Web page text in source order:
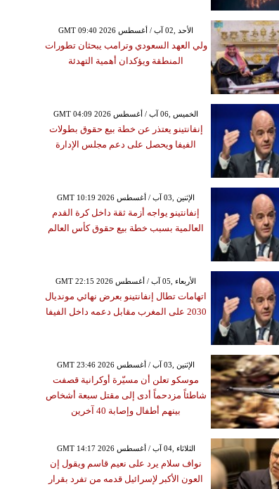
GMT 09:40 2026 الأحد ,02 آب / أغسطس
ولي العهد السعودي وترامب يبحثان تطورات
المنطقة ويؤكدان أهمية التهدئة
GMT 04:09 2026 الخميس ,06 آب / أغسطس
إنفانتينو يعتذر عن خطة بيع حقوق بطولات
الفيفا ويحصل على دعم مجلس الإدارة
GMT 10:19 2026 الإثنين ,03 آب / أغسطس
إنفانتينو يواجه أزمة ثقة داخل كرة القدم
العالمية بسبب خطة بيع حقوق كأس العالم
GMT 22:15 2026 الأربعاء ,05 آب / أغسطس
اتهامات تطال إنفانتينو بعرض نهائي مونديال
2030 على المغرب مقابل دعمه داخل الفيفا
GMT 23:46 2026 الإثنين ,03 آب / أغسطس
موسكو تعلن أن مسيّرة أوكرانية قصفت
شاطئاً مزدحماً أدى إلى مقتل سبعة أشخاص
بينهم أطفال وإصابة 40 آخرين
GMT 14:17 2026 الثلاثاء ,04 آب / أغسطس
نواف سلام يرد على نعيم قاسم ويقول إن
العون الأكبر لإسرائيل قدمه من تفرد بقرار